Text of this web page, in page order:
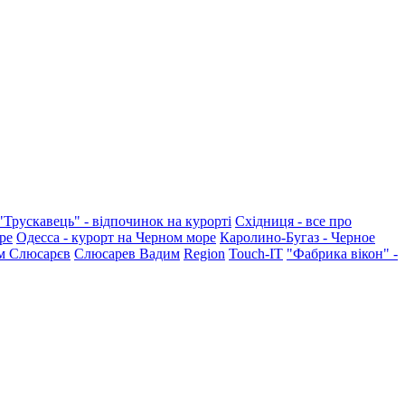
- відпочинок на курорті Східниця - все про
Одесса - курорт на Черном море Каролино-Бугаз - Черное
Слюсарєв Слюсарев Вадим Region Touch-IT "Фабрика вікон" -